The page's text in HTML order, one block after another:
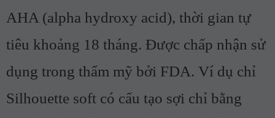
AHA (alpha hydroxy acid), thời gian tự
tiêu khoảng 18 tháng. Được chấp nhận sử
dụng trong thẩm mỹ bởi FDA. Ví dụ chỉ
Silhouette soft có cấu tạo sợi chỉ bằng